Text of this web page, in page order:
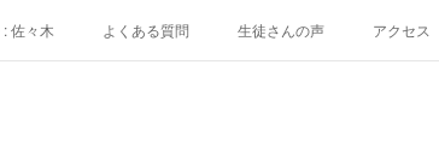
佐々木 よくある質問 生徒さんの声 アクセス